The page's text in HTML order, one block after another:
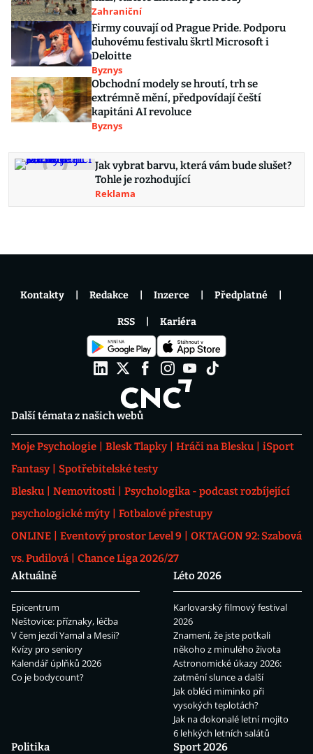
Zahraniční
Firmy couvají od Prague Pride. Podporu
duhovému festivalu škrtl Microsoft i
Deloitte
Byznys
Obchodní modely se hroutí, trh se
extrémně mění, předpovídají čeští
kapitáni AI revoluce
Byznys
Jak vybrat barvu, která vám bude slušet?
Tohle je rozhodující
Reklama
Další témata z našich webů
Moje Psychologie Blesk Tlapky Hráči na Blesku
iSport
Fantasy
Spotřebitelské testy
Blesku
Nemovitosti
Psychologika - podcast rozbíjející
psychologické mýty
Fotbalové přestupy
ONLINE
Eventový prostor Level 9
OKTAGON 92: Szabová
vs. Pudilová
Chance Liga 2026/27
Aktuálně
Epicentrum
Neštovice: příznaky, léčba
V čem jezdí Yamal a Mesii?
Kvízy pro seniory
Kalendář úplňků 2026
Co je bodycount?
Léto 2026
Karlovarský filmový festival
2026
Znamení, že jste potkali
někoho z minulého života
Astronomické úkazy 2026:
zatmění slunce a další
Jak obléci miminko při
vysokých teplotách?
Jak na dokonalé letní mojito
6 lehkých letních salátů
Politika
Sport 2026
Kontakty Redakce Inzerce Předplatné
RSS Kariéra